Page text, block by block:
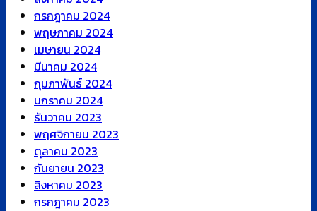
กรกฎาคม 2024
พฤษภาคม 2024
เมษายน 2024
มีนาคม 2024
กุมภาพันธ์ 2024
มกราคม 2024
ธันวาคม 2023
พฤศจิกายน 2023
ตุลาคม 2023
กันยายน 2023
สิงหาคม 2023
กรกฎาคม 2023